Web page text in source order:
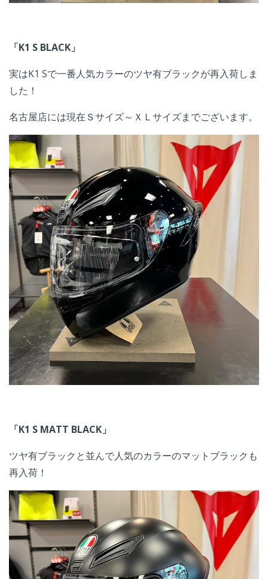
「K1 S BLACK」
実はK1 Sで一番人気カラーのツヤ有ブラックが再入荷しま
した！
名古屋店には現在Ｓサイズ～ＸＬサイズまでございます。
「K1 S MATT BLACK」
ツヤ有ブラックと並んで人気のカラーのマットブラックも
再入荷！